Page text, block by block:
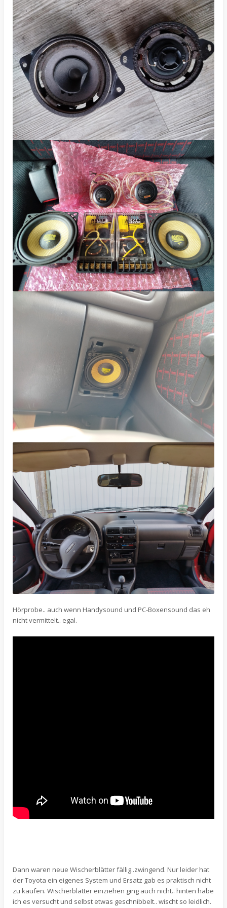
Hörprobe.. auch wenn Handysound und PC-Boxensound das eh
nicht vermittelt.. egal.
Dann waren neue Wischerblätter fällig..zwingend. Nur leider hat
der Toyota ein eigenes System und Ersatz gab es praktisch nicht
zu kaufen. Wischerblätter einziehen ging auch nicht.. hinten habe
ich es versucht und selbst etwas geschnibbelt.. wischt so leidlich.